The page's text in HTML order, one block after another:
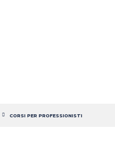
CORSI PER PROFESSIONISTI